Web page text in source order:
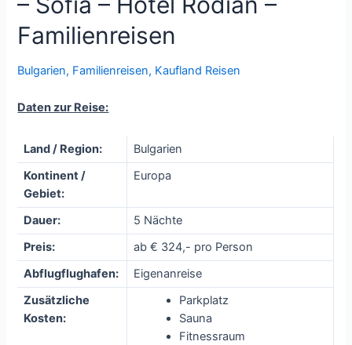
Familienreisen
Bulgarien, Familienreisen, Kaufland Reisen
Daten zur Reise:
Land / Region:
Bulgarien
Kontinent /
Gebiet:
Europa
Dauer:
5 Nächte
Preis:
ab € 324,- pro Person
Abflugflughafen:
Eigenanreise
Zusätzliche
Kosten:
Parkplatz
Sauna
Fitnessraum